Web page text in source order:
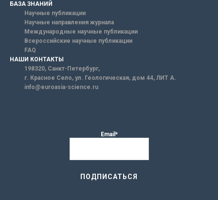
БАЗА ЗНАНИЙ
Научные публикации
Научные направления журнала
Международные научные публикации
Всероссийские научные публикации
FAQ
НАШИ КОНТАКТЫ
198320, Санкт-Петербург,
г. Красное Село, ул. Геологическая, дом 44, ЛИТ А.
info@euroasia-science.ru
Email*